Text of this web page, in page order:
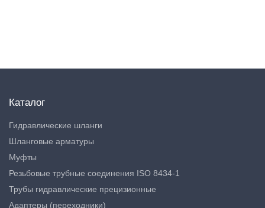
Каталог
Гидравлические шланги
Шланговые арматуры
Муфты
Резьбовые трубные соединения ISO 8434-1
Трубы гидравлические прецизионные
Адаптеры (переходники)